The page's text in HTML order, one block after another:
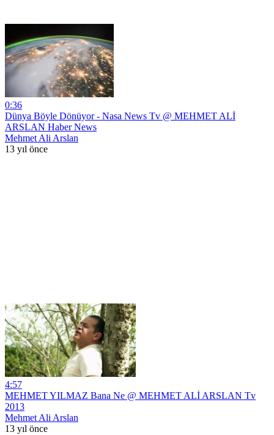
0:36
Dünya Böyle Dönüyor - Nasa News Tv @ MEHMET ALİ
ARSLAN Haber News
Mehmet Ali Arslan
13 yıl önce
4:57
MEHMET YILMAZ Bana Ne @ MEHMET ALİ ARSLAN Tv
2013
Mehmet Ali Arslan
13 yıl önce